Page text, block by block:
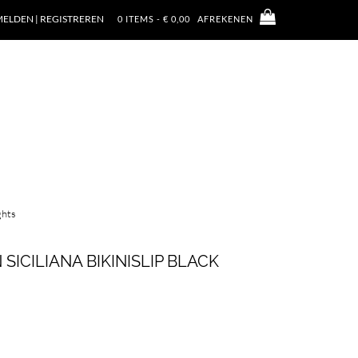
| REGISTREREN 0 ITEMS - € 0,00 AFREKENEN
BIKINISLIP BLACK